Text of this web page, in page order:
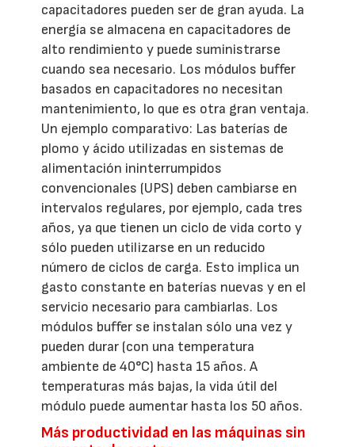
capacitadores pueden ser de gran ayuda. La
energía se almacena en capacitadores de
alto rendimiento y puede suministrarse
cuando sea necesario. Los módulos buffer
basados en capacitadores no necesitan
mantenimiento, lo que es otra gran ventaja.
Un ejemplo comparativo: Las baterías de
plomo y ácido utilizadas en sistemas de
alimentación ininterrumpidos
convencionales (UPS) deben cambiarse en
intervalos regulares, por ejemplo, cada tres
años, ya que tienen un ciclo de vida corto y
sólo pueden utilizarse en un reducido
número de ciclos de carga. Esto implica un
gasto constante en baterías nuevas y en el
servicio necesario para cambiarlas. Los
módulos buffer se instalan sólo una vez y
pueden durar (con una temperatura
ambiente de 40°C) hasta 15 años. A
temperaturas más bajas, la vida útil del
módulo puede aumentar hasta los 50 años.
Más productividad en las máquinas sin